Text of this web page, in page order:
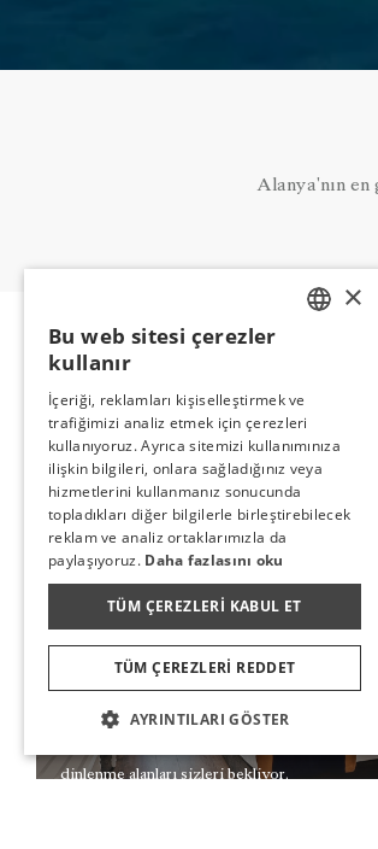
Alanya'nın
DOĞA VE DENIZE
KONFOR
Doğadan ilham alınan dokunuşlar ile modern
iç tasarımı birleştirdiğimiz odalarımızda,
dinlenme alanları sizleri bekliyor.
RUSSIAN
×
Bu web sitesi çerezler
kullanır
İçeriği, reklamları kişiselleştirmek ve
trafiğimizi analiz etmek için çerezleri
kullanıyoruz. Ayrıca sitemizi kullanımınıza
ilişkin bilgileri, onlara sağladığınız veya
hizmetlerini kullanmanız sonucunda
topladıkları diğer bilgilerle birleştirebilecek
reklam ve analiz ortaklarımızla da
paylaşıyoruz. Daha fazlasını oku
TÜM ÇEREZLERI KABUL ET
TÜM ÇEREZLERI REDDET
AYRINTILARI GÖSTER